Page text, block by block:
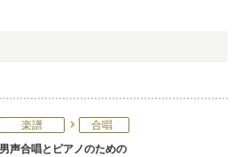
楽譜
合唱
男声合唱とピアノのための